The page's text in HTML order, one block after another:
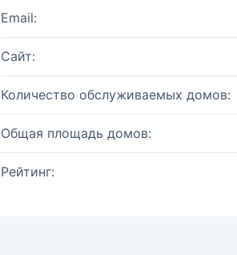
Email:
Сайт:
Количество обслуживаемых домов:
Общая площадь домов:
Рейтинг: